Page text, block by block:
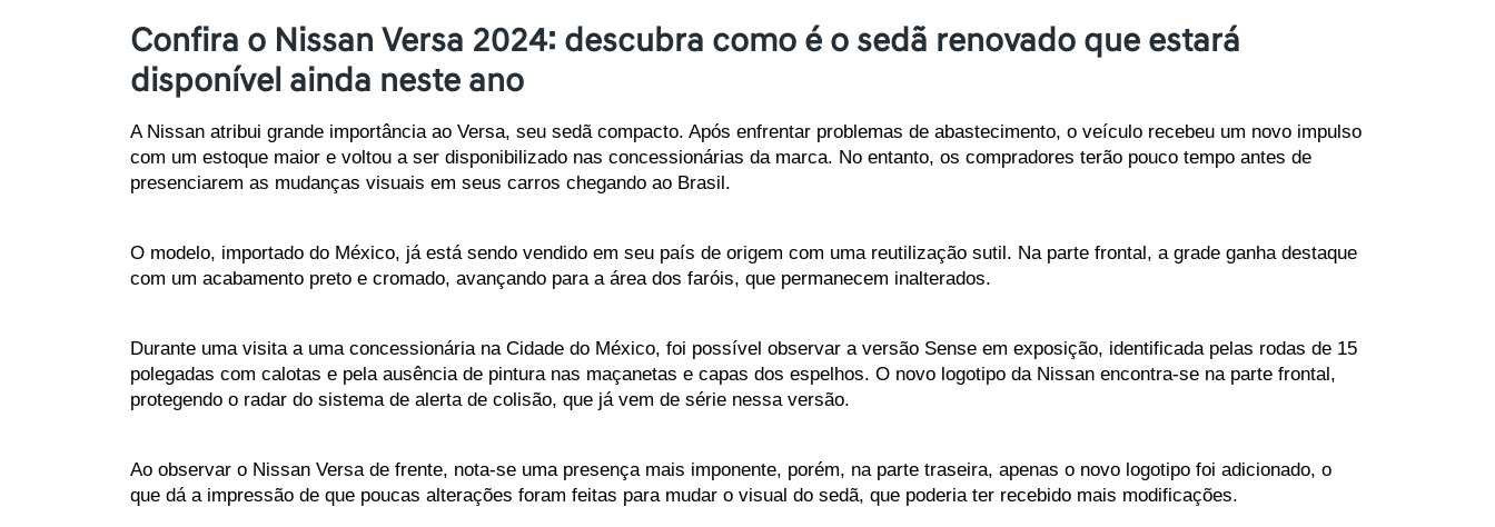
Confira o Nissan Versa 2024: descubra como é o sedã renovado que estará
disponível ainda neste ano
A Nissan atribui grande importância ao Versa, seu sedã compacto. Após enfrentar problemas de abastecimento, o veículo recebeu um novo impulso
com um estoque maior e voltou a ser disponibilizado nas concessionárias da marca. No entanto, os compradores terão pouco tempo antes de
presenciarem as mudanças visuais em seus carros chegando ao Brasil.
O modelo, importado do México, já está sendo vendido em seu país de origem com uma reutilização sutil. Na parte frontal, a grade ganha destaque
com um acabamento preto e cromado, avançando para a área dos faróis, que permanecem inalterados.
Durante uma visita a uma concessionária na Cidade do México, foi possível observar a versão Sense em exposição, identificada pelas rodas de 15
polegadas com calotas e pela ausência de pintura nas maçanetas e capas dos espelhos. O novo logotipo da Nissan encontra-se na parte frontal,
protegendo o radar do sistema de alerta de colisão, que já vem de série nessa versão.
Ao observar o Nissan Versa de frente, nota-se uma presença mais imponente, porém, na parte traseira, apenas o novo logotipo foi adicionado, o
que dá a impressão de que poucas alterações foram feitas para mudar o visual do sedã, que poderia ter recebido mais modificações.